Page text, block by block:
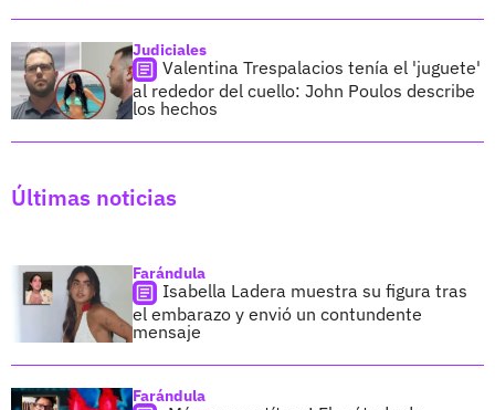
Judiciales
Valentina Trespalacios tenía el 'juguete'
al rededor del cuello: John Poulos describe
los hechos
Últimas noticias
Farándula
Isabella Ladera muestra su figura tras
el embarazo y envió un contundente
mensaje
Farándula